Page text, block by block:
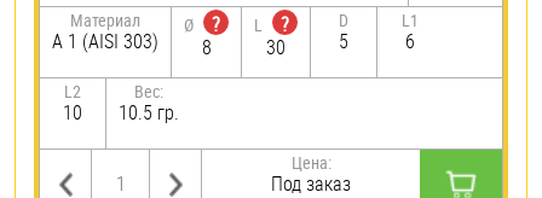
Материал
А 1 (AISI 303)
Ø
?
8
L
?
30
D
5
L1
6
L2
10
Вес:
10.5 гр.
Цена:
Под заказ